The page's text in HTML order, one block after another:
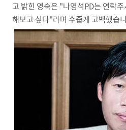
고 밝힌 영숙은 "나영석PD는 연락
해보고 싶다"라며 수줍게 고백했습